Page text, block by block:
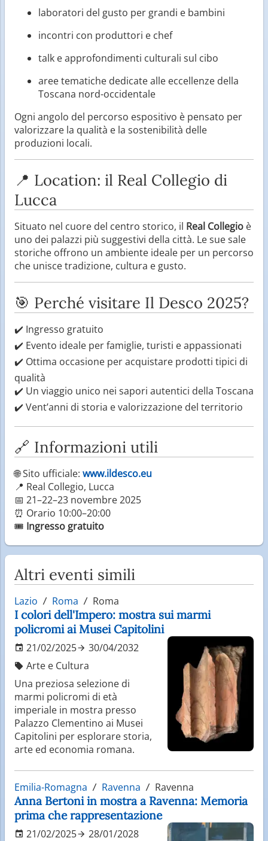
laboratori del gusto per grandi e bambini
incontri con produttori e chef
talk e approfondimenti culturali sul cibo
aree tematiche dedicate alle eccellenze della
Toscana nord-occidentale
Ogni angolo del percorso espositivo è pensato per
valorizzare la qualità e la sostenibilità delle
produzioni locali.
📍 Location: il Real Collegio di
Lucca
Situato nel cuore del centro storico, il Real Collegio è
uno dei palazzi più suggestivi della città. Le sue sale
storiche offrono un ambiente ideale per un percorso
che unisce tradizione, cultura e gusto.
🎯 Perché visitare Il Desco 2025?
✔️ Ingresso gratuito
✔️ Evento ideale per famiglie, turisti e appassionati
✔️ Ottima occasione per acquistare prodotti tipici di
qualità
✔️ Un viaggio unico nei sapori autentici della Toscana
✔️ Vent’anni di storia e valorizzazione del territorio
🔗 Informazioni utili
🌐 Sito ufficiale: www.ildesco.eu
📍 Real Collegio, Lucca
📅 21–22–23 novembre 2025
⏰ Orario 10:00–20:00
🎟️ Ingresso gratuito
Altri eventi simili
Lazio Roma Roma
I colori dell'Impero: mostra sui marmi
policromi ai Musei Capitolini
21/02/2025
30/04/2032
Arte e Cultura
Una preziosa selezione di
marmi policromi di età
imperiale in mostra presso
Palazzo Clementino ai Musei
Capitolini per esplorare storia,
arte ed economia romana.
Emilia-Romagna Ravenna Ravenna
Anna Bertoni in mostra a Ravenna: Memoria
prima che rappresentazione
21/02/2025
28/01/2028